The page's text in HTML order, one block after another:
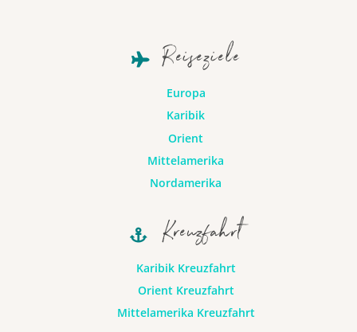
Reiseziele
Europa
Karibik
Orient
Mittelamerika
Nordamerika
Kreuzfahrt
Karibik Kreuzfahrt
Orient Kreuzfahrt
Mittelamerika Kreuzfahrt